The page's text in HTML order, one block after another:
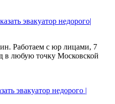
эвакуатор недорого|
Работаем с юр лицами, 7
в любую точку Московской
эвакуатор недорого |